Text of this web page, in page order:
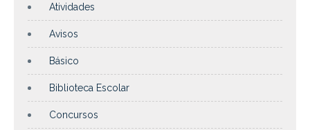
Atividades
Avisos
Básico
Biblioteca Escolar
Concursos